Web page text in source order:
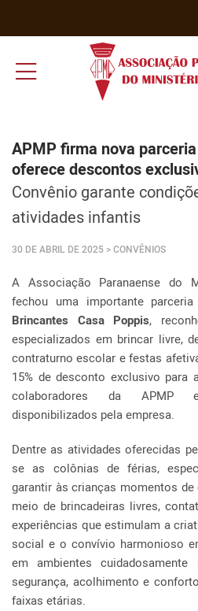
APMP firma nova
oferece descontos
Convênio garante
atividades infantis
30 DE ABRIL DE 2025 > CONVÊNIOS
A Associação Paranaense do
fechou uma importante
Brincantes Casa Poppis,
especializados em brincar livre,
contraturno escolar e festas
15% de desconto exclusivo para
colaboradores da APMP
disponibilizados pela empresa.
Dentre as atividades oferecidas
se as colônias de férias,
garantir às crianças momentos
meio de brincadeiras livres,
experiências que estimulam a
social e o convívio harmonioso
em ambientes cuidadosamente
segurança, acolhimento e
faixas etárias.